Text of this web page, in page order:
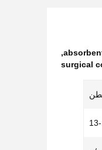
,
surgical